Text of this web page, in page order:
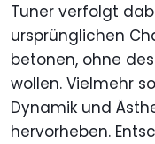
Tuner verfolgt
ursprünglichen
betonen, ohne
wollen. Vielmehr
Dynamik und
hervorheben.